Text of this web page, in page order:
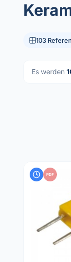
103
Es werden
PDF